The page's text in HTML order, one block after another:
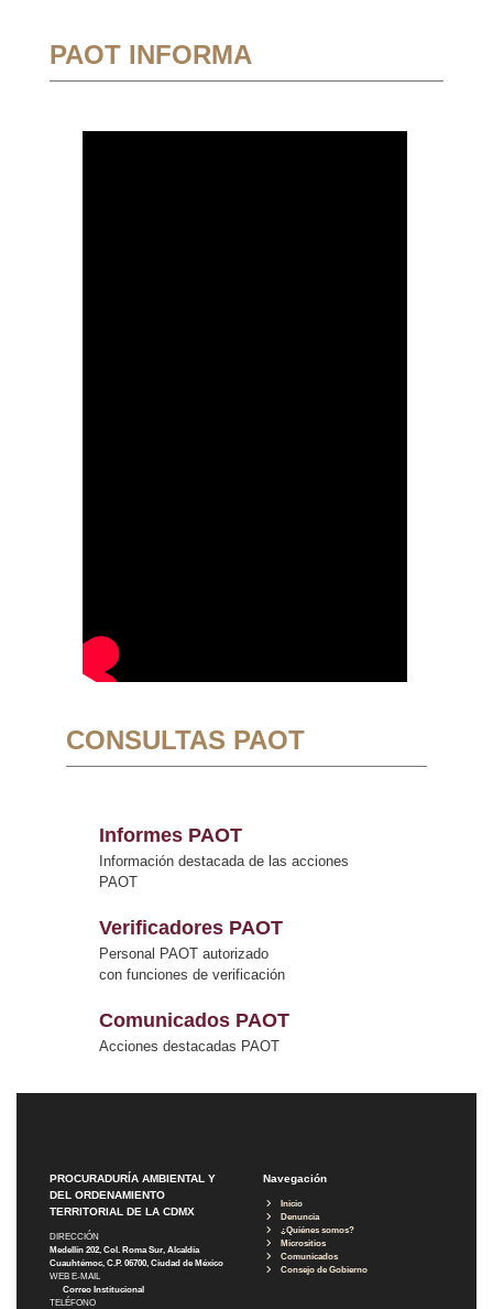
PAOT INFORMA
CONSULTAS PAOT
Informes PAOT
Información destacada de las acciones
PAOT
Verificadores PAOT
Personal PAOT autorizado
con funciones de verificación
Comunicados PAOT
Acciones destacadas PAOT
PROCURADURÍA AMBIENTAL Y
DEL ORDENAMIENTO
TERRITORIAL DE LA CDMX
DIRECCIÓN
Medellín 202, Col. Roma Sur, Alcaldía
Cuauhtémoc, C.P. 06700, Ciudad de México
WEB E-MAIL
Correo Institucional
TELÉFONO
Navegación
Inicio
Denuncia
¿Quiénes somos?
Micrositios
Comunicados
Consejo de Gobierno